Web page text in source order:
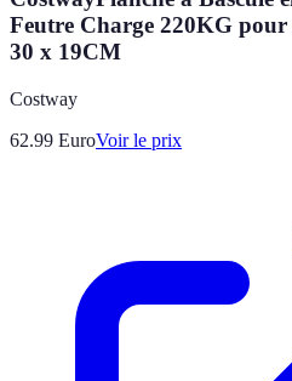
Feutre Charge 220KG
30 x 19CM
Costway
62.99 EuroVoir le prix